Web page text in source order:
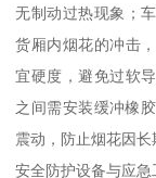
无制动过热现象；
货厢内烟花的冲击
宜硬度，避免过软
之间需安装缓冲橡
震动，防止烟花因长
安全防护设备与应急